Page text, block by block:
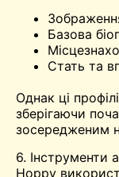
Базова
Стать та
Однак ці
зберігаючи
зосередженим
6. Інструменти
Hoppy